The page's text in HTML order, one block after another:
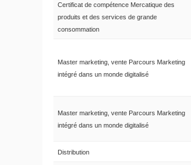
Certificat de compétence Mercatique des
produits et des services de grande
consommation
Master marketing, vente Parcours Marketing
intégré dans un monde digitalisé
Master marketing, vente Parcours Marketing
intégré dans un monde digitalisé
Distribution